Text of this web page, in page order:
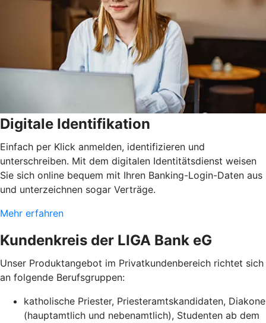
Digitale Identifikation
Einfach per Klick anmelden, identifizieren und
unterschreiben. Mit dem digitalen Identitätsdienst weisen
Sie sich online bequem mit Ihren Banking-Login-Daten aus
und unterzeichnen sogar Verträge.
Mehr erfahren
Kundenkreis der LIGA Bank eG
Unser Produktangebot im Privatkundenbereich richtet sich
an folgende Berufsgruppen:
katholische Priester, Priesteramtskandidaten, Diakone
(hauptamtlich und nebenamtlich), Studenten ab dem